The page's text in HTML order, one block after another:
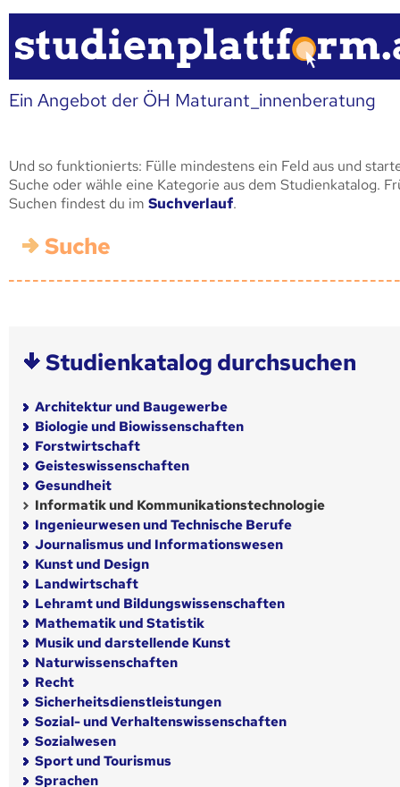
Ein Angebot der ÖH Maturant_innenberatung
Und so funktionierts: Fülle mindestens ein Feld aus und
Suche oder wähle eine Kategorie aus dem Studienkatalog.
Suchen findest du im Suchverlauf.
Suche
Studienkatalog durchsuchen
Architektur und Baugewerbe
Biologie und Biowissenschaften
Forstwirtschaft
Geisteswissenschaften
Gesundheit
Informatik und Kommunikationstechnologie
Ingenieurwesen und Technische Berufe
Journalismus und Informationswesen
Kunst und Design
Landwirtschaft
Lehramt und Bildungswissenschaften
Mathematik und Statistik
Musik und darstellende Kunst
Naturwissenschaften
Recht
Sicherheitsdienstleistungen
Sozial- und Verhaltenswissenschaften
Sozialwesen
Sport und Tourismus
Sprachen